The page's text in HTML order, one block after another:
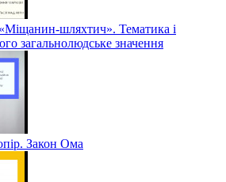
«Міщанин-шляхтич». Тематика і
загальнолюдське значення
Закон Ома